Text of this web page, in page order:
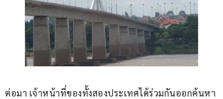
ต่อมา เจ้าหน้าที่ของทั้งสองประเทศได้ร่วมกันออกค้นหา